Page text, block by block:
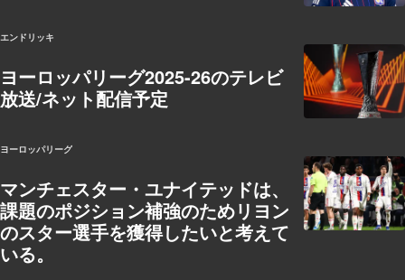
エンドリッキ
ヨーロッパリーグ2025-26のテレビ
放送/ネット配信予定
ヨーロッパリーグ
マンチェスター・ユナイテッドは、
課題のポジション補強のためリヨン
のスター選手を獲得したいと考えて
いる。